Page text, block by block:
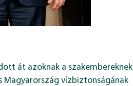
át azoknak a
Magyarország vízbiztonságának